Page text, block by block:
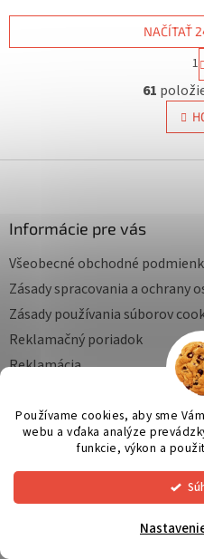
Používame cookies, aby sme
webu a vďaka analýze
funkcie, výkon a
i
NAČÍTAŤ
t
1
61
Informácie pre vás
Všeobecné obchodné
Zásady spracovania a ochrany
Zásady používania súborov
Reklamačný poriadok
Reklamácia
Hodnotenie obchodu
Partneri
O nás